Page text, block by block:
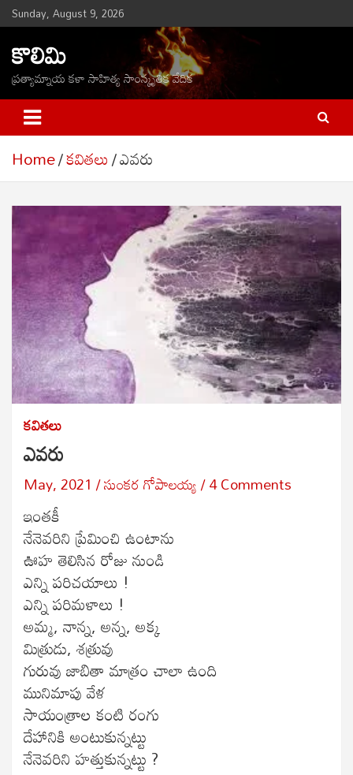
Skip
to
content
Sunday, August 9, 2026
కొలిమి
ప్రత్యామ్నాయ కళా సాహిత్య సాంస్కృతిక వేదిక
Home కవితలు ఎవరు
కవితలు
ఎవరు
May, 2021 సుంకర గోపాలయ్య 4 Comments
ఇంతకీ
నేనెవరిని ప్రేమించి ఉంటాను
ఊహ తెలిసిన రోజు నుండి
ఎన్ని పరిచయాలు !
ఎన్ని పరిమళాలు !
అమ్మ, నాన్న, అన్న, అక్క
మిత్రుడు, శత్రువు
గురువు జాబితా మాత్రం చాలా ఉంది
మునిమాపు వేళ
సాయంత్రాల కంటి రంగు
దేహానికి అంటుకున్నట్టు
నేనెవరిని హత్తుకున్నట్టు ?